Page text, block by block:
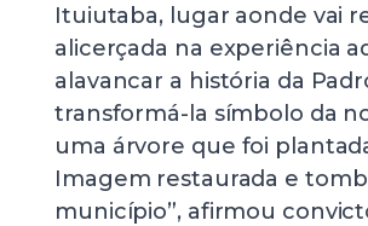
Ituiutaba, lugar aonde vai
alicerçada na experiência
alavancar a história da
transformá-la símbolo da
uma árvore que foi
Imagem restaurada e
município”, afirmou